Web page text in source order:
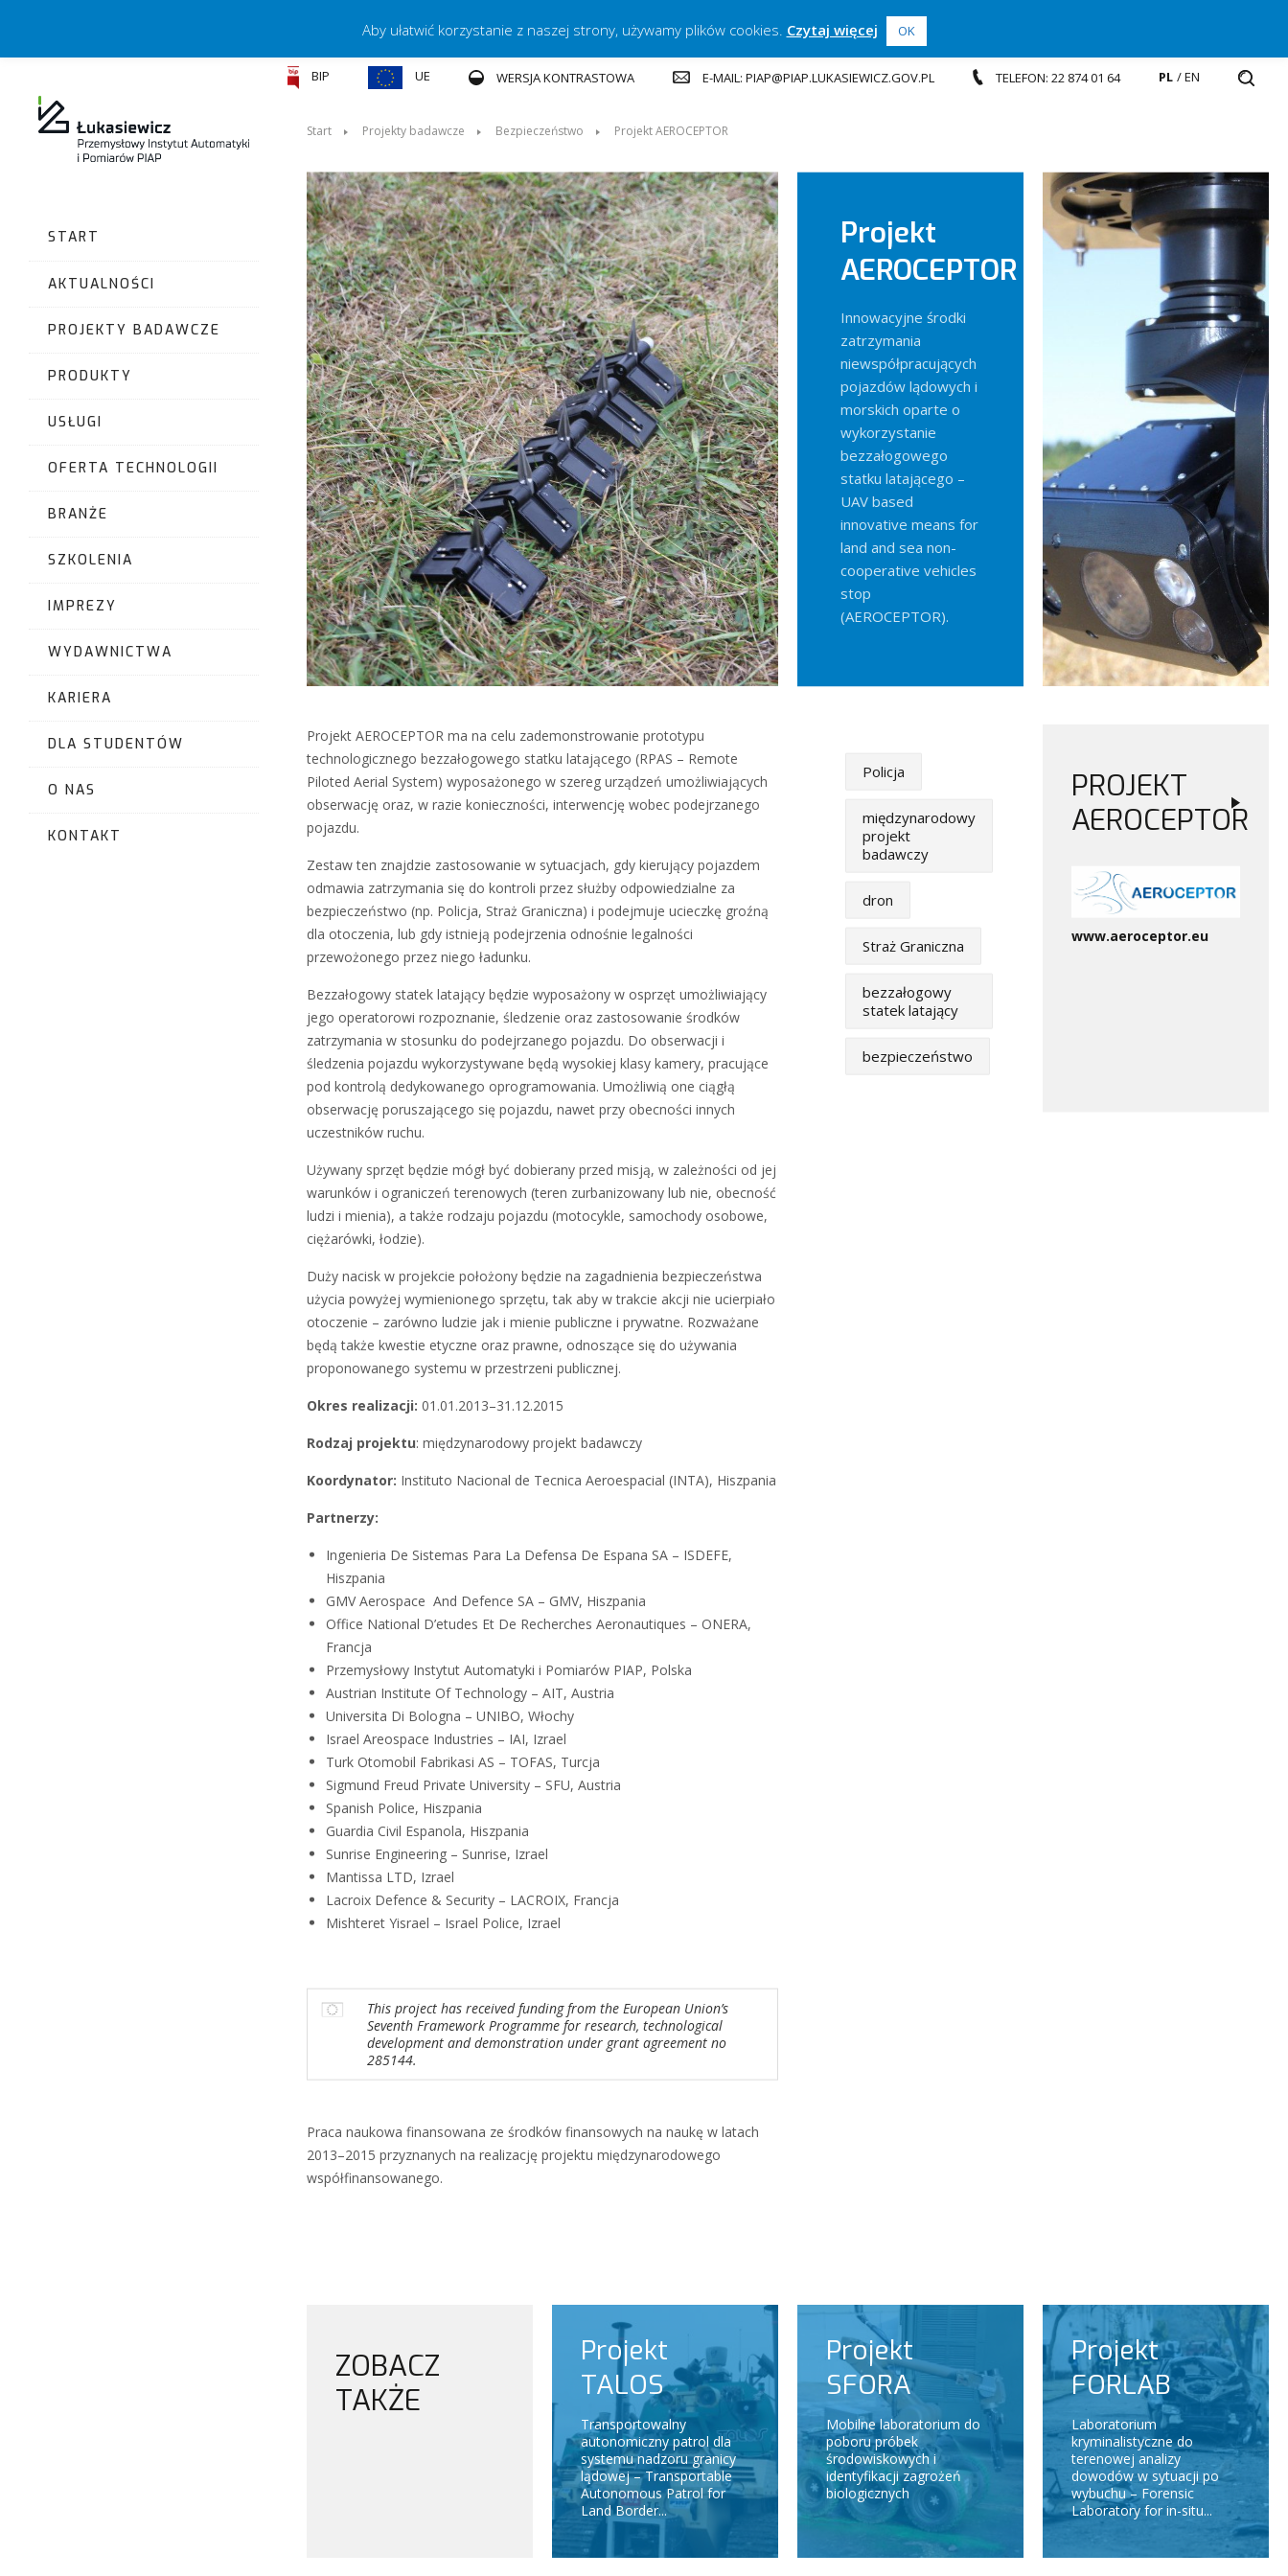
START
AKTUALNOŚCI
PROJEKTY BADAWCZE
PRODUKTY
USŁUGI
OFERTA TECHNOLOGII
BRANŻE
SZKOLENIA
IMPREZY
WYDAWNICTWA
KARIERA
DLA STUDENTÓW
O NAS
KONTAKT
BIP UE WERSJA KONTRASTOWA E-MAIL: PIAP@PIAP.LUKASIEWICZ.GOV.PL TELEFON: 22 874 01 64 PL EN
Start Projekty badawcze Bezpieczeństwo Projekt AEROCEPTOR
Projekt
AEROCEPTOR
Innowacyjne środki
zatrzymania
niewspółpracujących
pojazdów lądowych i
morskich oparte o
wykorzystanie
bezzałogowego
statku latającego –
UAV based
innovative means for
land and sea non-
cooperative vehicles
stop
(AEROCEPTOR).
Projekt AEROCEPTOR ma na celu zademonstrowanie prototypu
technologicznego bezzałogowego statku latającego (RPAS – Remote
Piloted Aerial System) wyposażonego w szereg urządzeń umożliwiających
obserwację oraz, w razie konieczności, interwencję wobec podejrzanego
pojazdu.
Zestaw ten znajdzie zastosowanie w sytuacjach, gdy kierujący pojazdem
odmawia zatrzymania się do kontroli przez służby odpowiedzialne za
bezpieczeństwo (np. Policja, Straż Graniczna) i podejmuje ucieczkę groźną
dla otoczenia, lub gdy istnieją podejrzenia odnośnie legalności
przewożonego przez niego ładunku.
Bezzałogowy statek latający będzie wyposażony w osprzęt umożliwiający
jego operatorowi rozpoznanie, śledzenie oraz zastosowanie środków
zatrzymania w stosunku do podejrzanego pojazdu. Do obserwacji i
śledzenia pojazdu wykorzystywane będą wysokiej klasy kamery, pracujące
pod kontrolą dedykowanego oprogramowania. Umożliwią one ciągłą
obserwację poruszającego się pojazdu, nawet przy obecności innych
uczestników ruchu.
Używany sprzęt będzie mógł być dobierany przed misją, w zależności od jej
warunków i ograniczeń terenowych (teren zurbanizowany lub nie, obecność
ludzi i mienia), a także rodzaju pojazdu (motocykle, samochody osobowe,
ciężarówki, łodzie).
Duży nacisk w projekcie położony będzie na zagadnienia bezpieczeństwa
użycia powyżej wymienionego sprzętu, tak aby w trakcie akcji nie ucierpiało
otoczenie – zarówno ludzie jak i mienie publiczne i prywatne. Rozważane
będą także kwestie etyczne oraz prawne, odnoszące się do używania
proponowanego systemu w przestrzeni publicznej.
Okres realizacji: 01.01.2013–31.12.2015
Rodzaj projektu: międzynarodowy projekt badawczy
Koordynator: Instituto Nacional de Tecnica Aeroespacial (INTA), Hiszpania
Partnerzy:
Ingenieria De Sistemas Para La Defensa De Espana SA – ISDEFE,
Hiszpania
GMV Aerospace And Defence SA – GMV, Hiszpania
Office National D’etudes Et De Recherches Aeronautiques – ONERA,
Francja
Przemysłowy Instytut Automatyki i Pomiarów PIAP, Polska
Austrian Institute Of Technology – AIT, Austria
Universita Di Bologna – UNIBO, Włochy
Israel Areospace Industries – IAI, Izrael
Turk Otomobil Fabrikasi AS – TOFAS, Turcja
Sigmund Freud Private University – SFU, Austria
Spanish Police, Hiszpania
Guardia Civil Espanola, Hiszpania
Sunrise Engineering – Sunrise, Izrael
Mantissa LTD, Izrael
Lacroix Defence & Security – LACROIX, Francja
Mishteret Yisrael – Israel Police, Izrael
This project has received funding from the European Union’s
Seventh Framework Programme for research, technological
development and demonstration under grant agreement no
285144.
Praca naukowa finansowana ze środków finansowych na naukę w latach
2013–2015 przyznanych na realizację projektu międzynarodowego
współfinansowanego.
Policja
międzynarodowy
projekt
badawczy
dron
Straż Graniczna
bezzałogowy
statek latający
bezpieczeństwo
PROJEKT
AEROCEPTOR
www.aeroceptor.eu
ZOBACZ
TAKŻE
Projekt
TALOS
Transportowalny
autonomiczny patrol dla
systemu nadzoru granicy
lądowej – Transportable
Autonomous Patrol for
Land Border...
Projekt
SFORA
Mobilne laboratorium do
poboru próbek
środowiskowych i
identyfikacji zagrożeń
biologicznych
Projekt
FORLAB
Laboratorium
kryminalistyczne do
terenowej analizy
dowodów w sytuacji po
wybuchu – Forensic
Laboratory for in-situ...
Aby ułatwić korzystanie z naszej strony, używamy plików cookies. Czytaj więcej OK